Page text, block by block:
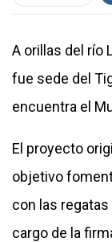
A orillas del río
fue sede del
encuentra el
El proyecto
objetivo
con las
cargo de la